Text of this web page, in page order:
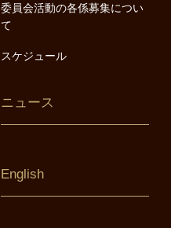
委員会活動の各係募集につい
て
スケジュール
ニュース
English